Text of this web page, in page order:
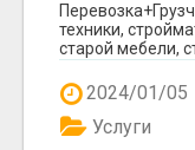
техники,
старой мебели,
2024/01/05
Услуги